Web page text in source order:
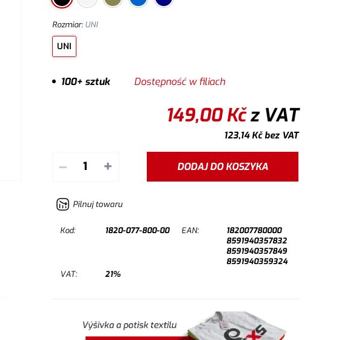
Rozmiar: UNI
UNI
100+ sztuk Dostępność w filiach
149,00Kčz VAT
123,14Kčbez VAT
– + DODAJ DO KOSZYKA
Pilnuj towaru
Kod: 1820-077-800-00 EAN:
182007780000
8591940357832
8591940357849
8591940359324
VAT:
21%